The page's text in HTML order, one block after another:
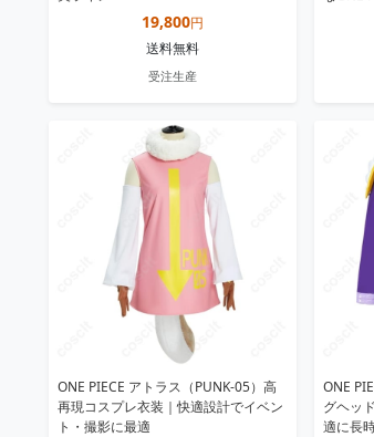
19,800円
送料無料
受注生産
ONE PIECE アトラス（PUNK-05）高
再現コスプレ衣装｜快適設計でイベン
ト・撮影に最適
ONE
グヘッ
適に長